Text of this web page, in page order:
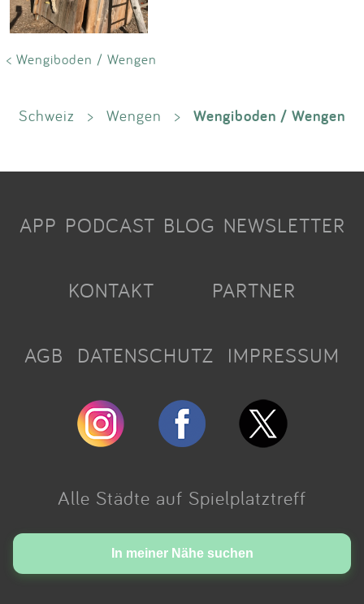
< Wengiboden / Wengen
Schweiz > Wengen > Wengiboden / Wengen
In meiner Nähe suchen
APP PODCAST BLOG NEWSLETTER
KONTAKT PARTNER
AGB DATENSCHUTZ IMPRESSUM
Alle Städte auf Spielplatztreff
Made with love in Cologne.